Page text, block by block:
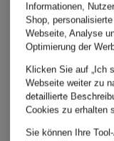
OUT
Informationen,
Shop,
Webseite, Analyse
Optimierung der
Klicken Sie auf „Ich
Webseite weiter zu
detaillierte
Cookies zu erhalten
Sie können Ihre